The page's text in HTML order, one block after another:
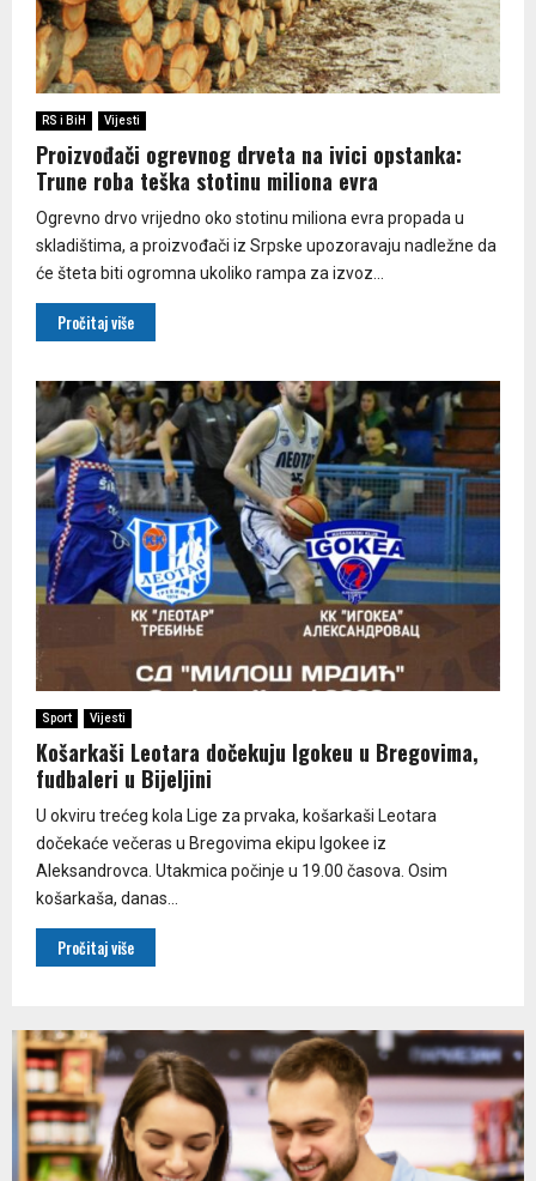
RS i BiH Vijesti
Proizvođači ogrevnog drveta na ivici opstanka:
Trune roba teška stotinu miliona evra
Ogrevno drvo vrijedno oko stotinu miliona evra propada u
skladištima, a proizvođači iz Srpske upozoravaju nadležne da
će šteta biti ogromna ukoliko rampa za izvoz...
Pročitaj više
Sport Vijesti
Košarkaši Leotara dočekuju Igokeu u Bregovima,
fudbaleri u Bijeljini
U okviru trećeg kola Lige za prvaka, košarkaši Leotara
dočekaće večeras u Bregovima ekipu Igokee iz
Aleksandrovca. Utakmica počinje u 19.00 časova. Osim
košarkaša, danas...
Pročitaj više